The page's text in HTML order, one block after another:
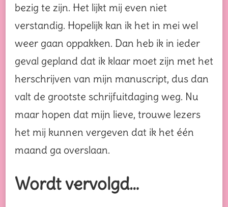
bezig te zijn. Het lijkt mij even niet
verstandig. Hopelijk kan ik het in mei wel
weer gaan oppakken. Dan heb ik in ieder
geval gepland dat ik klaar moet zijn met het
herschrijven van mijn manuscript, dus dan
valt de grootste schrijfuitdaging weg. Nu
maar hopen dat mijn lieve, trouwe lezers
het mij kunnen vergeven dat ik het één
maand ga overslaan.
Wordt vervolgd…